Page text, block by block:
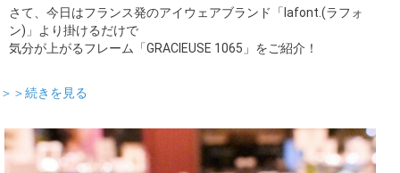
さて、今日はフランス発のアイウェアブランド「lafont.(ラフォ
ン)」より掛けるだけで
気分が上がるフレーム「GRACIEUSE 1065」をご紹介！
＞＞続きを見る